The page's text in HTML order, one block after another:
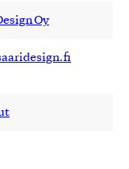
Oy